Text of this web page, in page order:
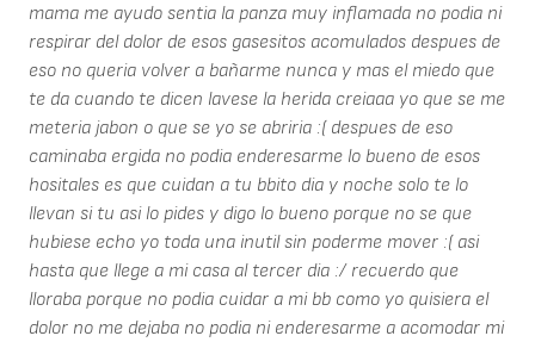
mama me ayudo sentia la panza muy inflamada no podia ni
respirar del dolor de esos gasesitos acomulados despues de
eso no queria volver a bañarme nunca y mas el miedo que
te da cuando te dicen lavese la herida creiaaa yo que se me
meteria jabon o que se yo se abriria :( despues de eso
caminaba ergida no podia enderesarme lo bueno de esos
hositales es que cuidan a tu bbito dia y noche solo te lo
llevan si tu asi lo pides y digo lo bueno porque no se que
hubiese echo yo toda una inutil sin poderme mover :( asi
hasta que llege a mi casa al tercer dia :/ recuerdo que
lloraba porque no podia cuidar a mi bb como yo quisiera el
dolor no me dejaba no podia ni enderesarme a acomodar mi